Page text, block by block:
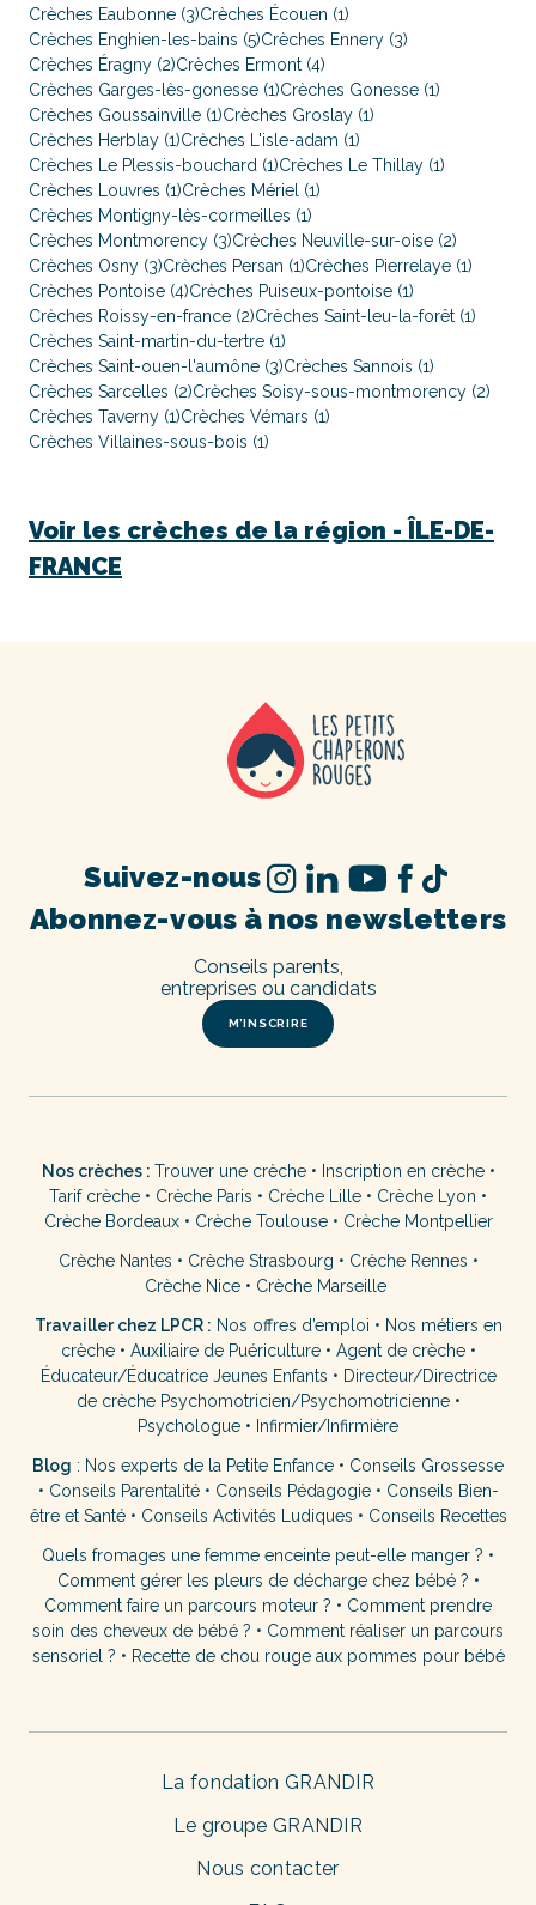
Crèches Eaubonne (3)Crèches Écouen (1)
Crèches Enghien-les-bains (5)Crèches Ennery (3)
Crèches Éragny (2)Crèches Ermont (4)
Crèches Garges-lès-gonesse (1)Crèches Gonesse (1)
Crèches Goussainville (1)Crèches Groslay (1)
Crèches Herblay (1)Crèches L'isle-adam (1)
Crèches Le Plessis-bouchard (1)Crèches Le Thillay (1)
Crèches Louvres (1)Crèches Mériel (1)
Crèches Montigny-lès-cormeilles (1)
Crèches Montmorency (3)Crèches Neuville-sur-oise (2)
Crèches Osny (3)Crèches Persan (1)Crèches Pierrelaye (1)
Crèches Pontoise (4)Crèches Puiseux-pontoise (1)
Crèches Roissy-en-france (2)Crèches Saint-leu-la-forêt (1)
Crèches Saint-martin-du-tertre (1)
Crèches Saint-ouen-l'aumône (3)Crèches Sannois (1)
Crèches Sarcelles (2)Crèches Soisy-sous-montmorency (2)
Crèches Taverny (1)Crèches Vémars (1)
Crèches Villaines-sous-bois (1)
Voir les crèches de la région - ÎLE-DE-
FRANCE
Abonnez-vous à nos newsletters
M’INSCRIRE
Conseils parents,
entreprises ou candidats
Suivez-nous
Nos crèches : Trouver une crèche• Inscription en crèche•
Tarif crèche • Crèche Paris • Crèche Lille • Crèche Lyon •
Crèche Bordeaux• Crèche Toulouse• Crèche Montpellier
Crèche Nantes • Crèche Strasbourg • Crèche Rennes •
Crèche Nice • Crèche Marseille
Travailler chez LPCR : Nos offres d’emploi • Nos métiers en
crèche• Auxiliaire de Puériculture• Agent de crèche•
Éducateur/Éducatrice Jeunes Enfants • Directeur/Directrice
de crèche Psychomotricien/Psychomotricienne•
Psychologue • Infirmier/Infirmière
Blog : Nos experts de la Petite Enfance • Conseils Grossesse
• Conseils Parentalité• Conseils Pédagogie• Conseils Bien-
être et Santé• Conseils Activités Ludiques • Conseils Recettes
Quels fromages une femme enceinte peut-elle manger ? •
Comment gérer les pleurs de décharge chez bébé ? •
Comment faire un parcours moteur ? • Comment prendre
soin des cheveux de bébé ? • Comment réaliser un parcours
sensoriel ? • Recette de chou rouge aux pommes pour bébé
La fondation GRANDIR
Le groupe GRANDIR
Nous contacter